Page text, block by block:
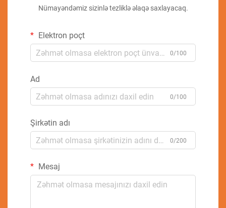
Nümayəndəmiz sizinlə tezliklə əlaqə saxlayacaq.
Elektron poçt
0/100
Ad
0/100
Şirkətin adı
0/200
Mesaj